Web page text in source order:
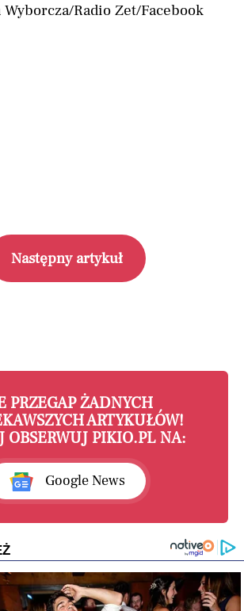
Wyborcza/Radio Zet/Facebook
Następny artykuł
PRZEGAP ŻADNYCH
ARTYKUŁÓW!
OBSERWUJ PIKIO.PL NA:
Google News